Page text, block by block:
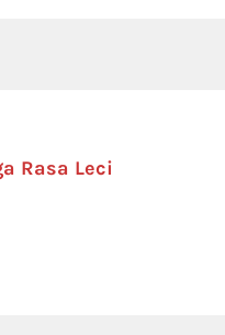
Rasa Leci